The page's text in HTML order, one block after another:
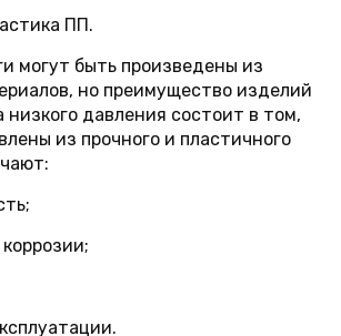
ПП.
могут быть произведены из
но преимущество изделий
низкого давления состоит в том,
из прочного и пластичного